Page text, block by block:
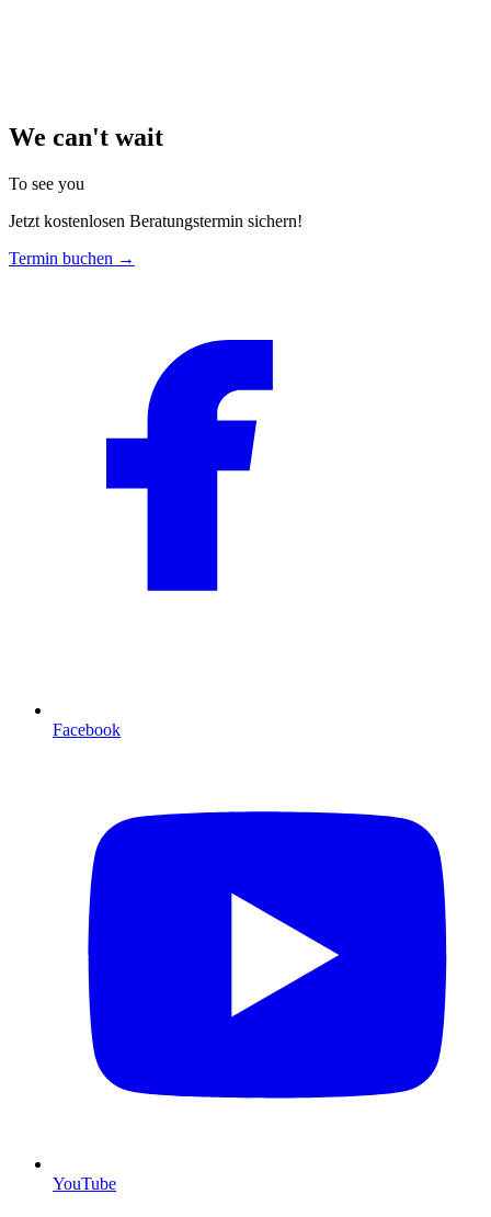
We can't wait
To see you
Jetzt kostenlosen Beratungstermin sichern!
Termin buchen →
Facebook
YouTube